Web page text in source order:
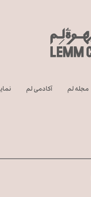
مجله لم آکادمی لم